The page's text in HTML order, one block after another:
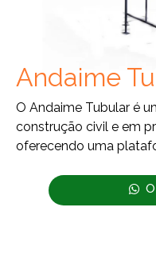
Andaime
O Andaime Tubular é
construção civil e em
oferecendo uma